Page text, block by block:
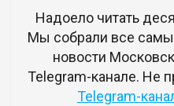
Надоело читать
Мы собрали все
новости
Telegram-канале. Не
Telegram-